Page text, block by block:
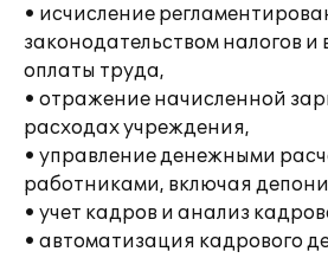
• исчисление
законодательством налогов и
оплаты труда,
• отражение начисленной
расходах учреждения,
• управление денежными
работниками, включая
• учет кадров и анализ
• автоматизация кадрового